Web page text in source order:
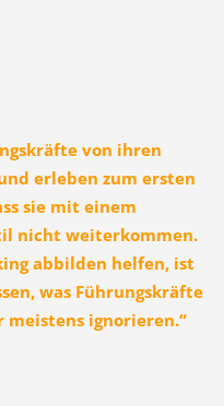
von ihren
erleben zum ersten
sie mit einem
nicht weiterkommen.
abbilden helfen, ist
was Führungskräfte
ignorieren.“